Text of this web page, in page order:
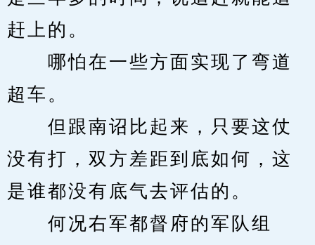
赶上的。
哪怕在一些方面实现了弯道
超车。
但跟南诏比起来，只要这仗
没有打，双方差距到底如何，这
是谁都没有底气去评估的。
何况右军都督府的军队组